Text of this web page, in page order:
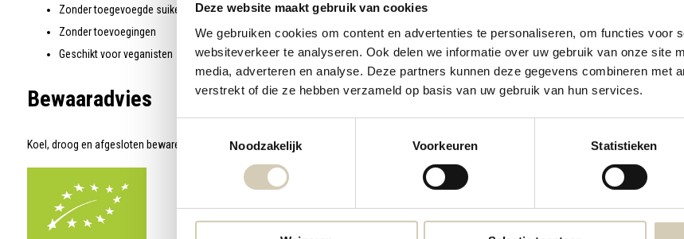
Deze website maakt gebruik van cookies
We gebruiken cookies om content en advertenties te personaliseren, om functies voor
websiteverkeer te analyseren. Ook delen we informatie over uw gebruik van onze site
media, adverteren en analyse. Deze partners kunnen deze gegevens combineren met
verstrekt of die ze hebben verzameld op basis van uw gebruik van hun services.
Noodzakelijk
Voorkeuren Statistieken
Zonder toegevoegde suikers (bevat van nature aanwezige suikers)
Zonder toevoegingen
Geschikt voor veganisten
Bewaaradvies
Koel, droog en afgesloten bewaren.